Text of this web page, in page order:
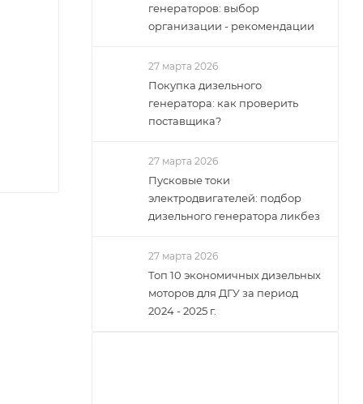
генераторов: выбор
организации - рекомендации
27 марта 2026
Покупка дизельного
генератора: как проверить
поставщика?
27 марта 2026
Пусковые токи
электродвигателей: подбор
дизельного генератора ликбез
27 марта 2026
Топ 10 экономичных дизельных
моторов для ДГУ за период
2024 - 2025 г.